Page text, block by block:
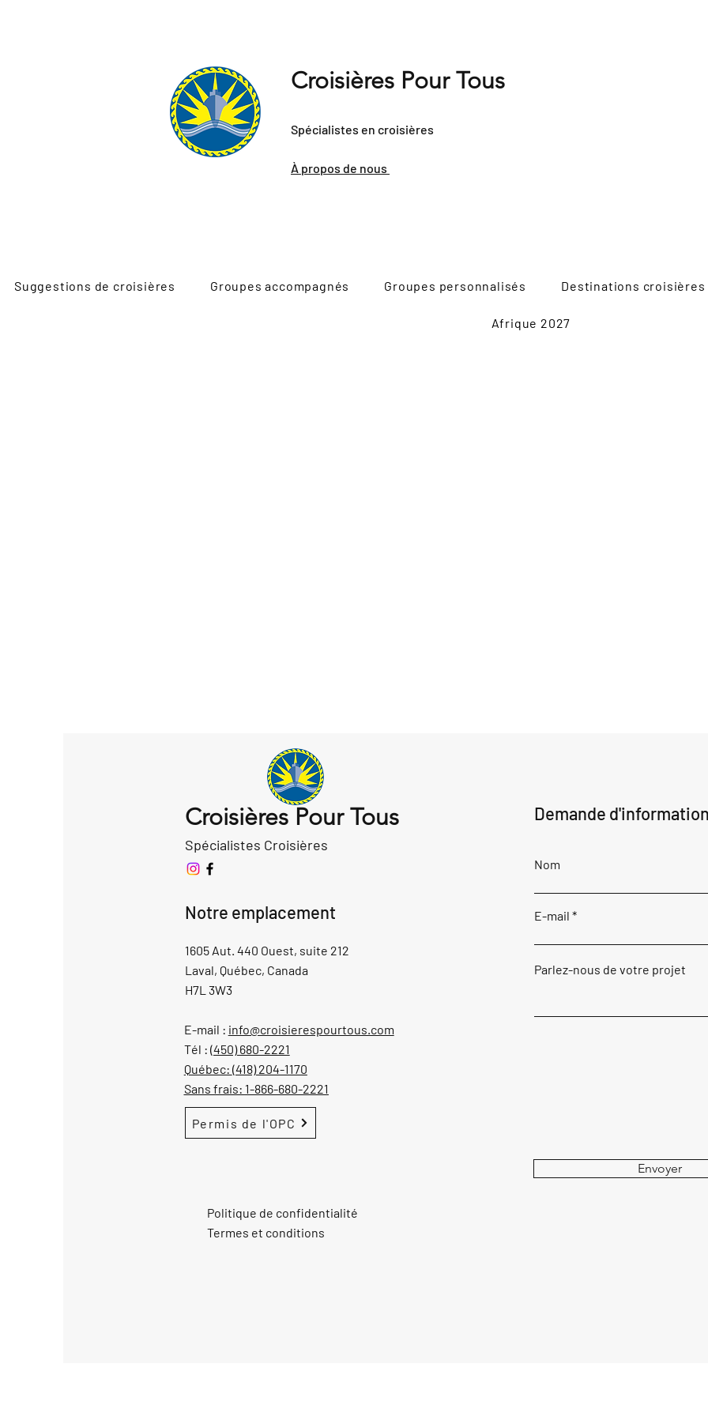
Croisières Pour Tous
Spécialistes en croisières
À propos de nous
Suggestions de croisières Groupes accompagnés Groupes personnalisés Destinations croisières
Afrique 2027
Croisières Pour Tous
Spécialistes Croisières
Notre emplacement
1605 Aut. 440 Ouest, suite 212
Laval, Québec, Canada
H7L 3W3
E-mail : info@croisierespourtous.com
Tél : (450) 680-2221
Québec: (418) 204-1170
Sans frais: 1-866-680-2221
Permis de l'OPC
Demande
Nom
E-mail
Parlez-nous de votre projet
Envoyer
Politique de confidentialité
Termes et conditions